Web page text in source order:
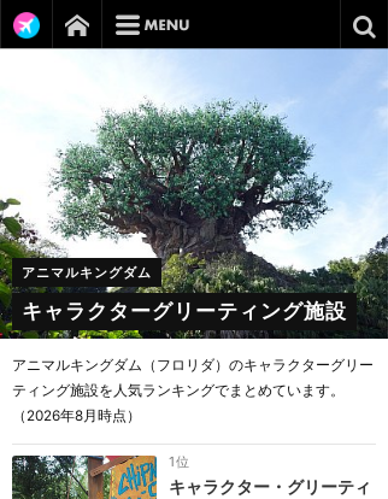
アニマルキングダム
キャラクターグリーティング施設
アニマルキングダム（フロリダ）のキャラクターグリー
ティング施設を人気ランキングでまとめています。
（2026年8月時点）
1位
キャラクター・グリーティ